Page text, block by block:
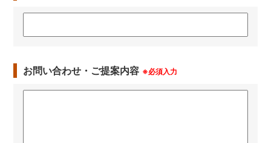
お問い合わせ・ご提案内容 ※必須入力